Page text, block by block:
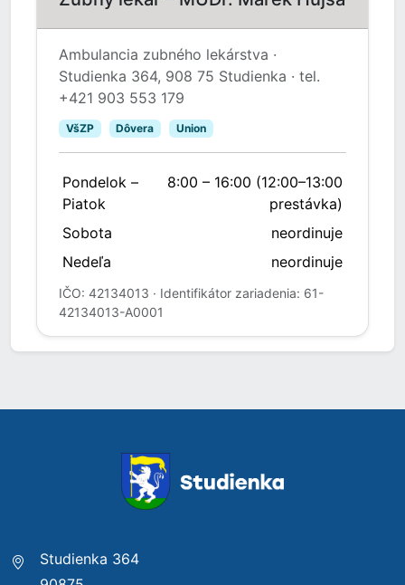
Ambulancia zubného lekárstva ·
Studienka 364, 908 75 Studienka · tel.
+421 903 553 179
VšZP Dôvera Union
Pondelok –
Piatok
8:00 – 16:00 (12:00–13:00
prestávka)
Sobota
neordinuje
Nedeľa
neordinuje
IČO: 42134013 · Identifikátor zariadenia: 61-
42134013-A0001
Studienka 364